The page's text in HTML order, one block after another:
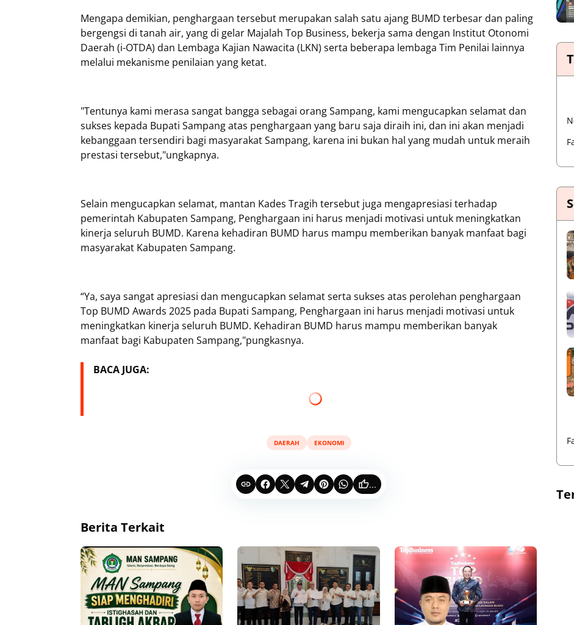
Mengapa demikian, penghargaan tersebut merupakan salah satu ajang BUMD terbesar dan paling
bergengsi di tanah air, yang di gelar Majalah Top Business, bekerja sama dengan Institut Otonomi
Daerah (i-OTDA) dan Lembaga Kajian Nawacita (LKN) serta beberapa lembaga Tim Penilai lainnya
melalui mekanisme penilaian yang ketat.
"Tentunya kami merasa sangat bangga sebagai orang Sampang, kami mengucapkan selamat dan
sukses kepada Bupati Sampang atas penghargaan yang baru saja diraih ini, dan ini akan menjadi
kebanggaan tersendiri bagi masyarakat Sampang, karena ini bukan hal yang mudah untuk meraih
prestasi tersebut,"ungkapnya.
Selain mengucapkan selamat, mantan Kades Tragih tersebut juga mengapresiasi terhadap
pemerintah Kabupaten Sampang, Penghargaan ini harus menjadi motivasi untuk meningkatkan
kinerja seluruh BUMD. Karena kehadiran BUMD harus mampu memberikan banyak manfaat bagi
masyarakat Kabupaten Sampang.
“Ya, saya sangat apresiasi dan mengucapkan selamat serta sukses atas perolehan penghargaan
Top BUMD Awards 2025 pada Bupati Sampang, Penghargaan ini harus menjadi motivasi untuk
meningkatkan kinerja seluruh BUMD. Kehadiran BUMD harus mampu memberikan banyak
manfaat bagi Kabupaten Sampang,"pungkasnya.
BACA JUGA:
DAERAH EKONOMI
...
Berita Terkait